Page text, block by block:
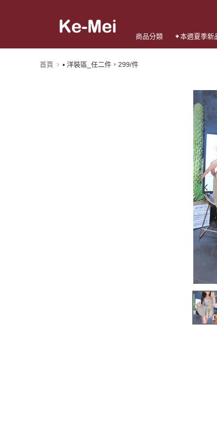
商品分類 ✦本週夏季新
首頁 ▪️ 洋裝區_任二件，299/件